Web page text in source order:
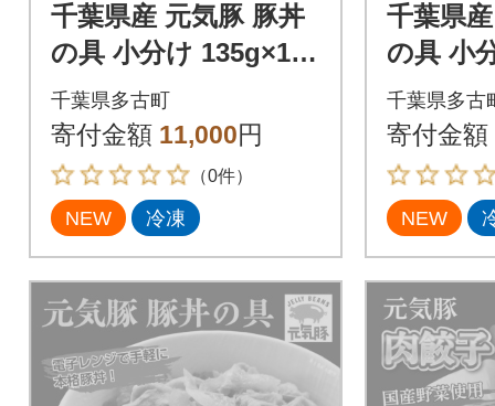
千葉県産 元気豚 豚丼
の具 小分け 135g×10
食
千葉県多古町
寄付金額 11,000円
（0件）
NEW 冷凍
千葉県
の具 小
食
千葉県多古
寄付金額
NEW